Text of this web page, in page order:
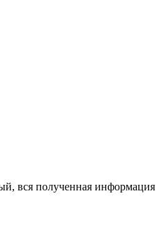
вся полученная информация